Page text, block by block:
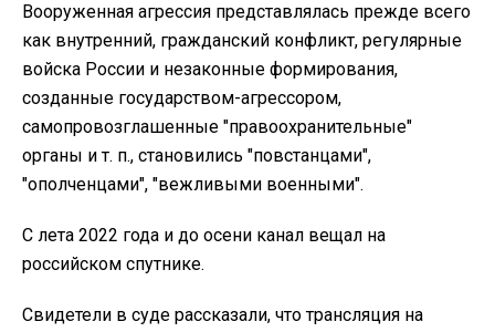
Вооруженная агрессия представлялась прежде всего
как внутренний, гражданский конфликт, регулярные
войска России и незаконные формирования,
созданные государством-агрессором,
самопровозглашенные "правоохранительные"
органы и т. п., становились "повстанцами",
"ополченцами", "вежливыми военными".
С лета 2022 года и до осени канал вещал на
российском спутнике.
Свидетели в суде рассказали, что трансляция на